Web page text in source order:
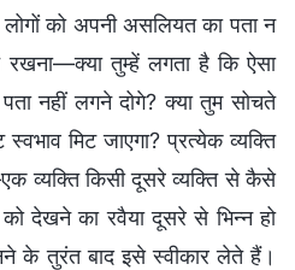
को अपनी असलियत का पता न
तुम्हें लगता है कि ऐसा
नहीं लगने दोगे? क्या तुम सोचते
स्वभाव मिट जाएगा? प्रत्येक व्यक्ति
व्यक्ति किसी दूसरे व्यक्ति से कैसे
देखने का रवैया दूसरे से भिन्न हो
के तुरंत बाद इसे स्वीकार लेते हैं।